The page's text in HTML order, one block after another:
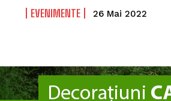
EVENIMENTE 26 Mai 2022